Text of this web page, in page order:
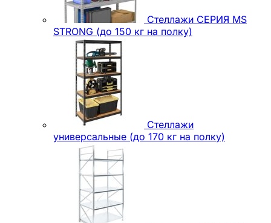
Стеллажи СЕРИЯ MS
STRONG (до 150 кг на полку)
Стеллажи
универсальные (до 170 кг на полку)